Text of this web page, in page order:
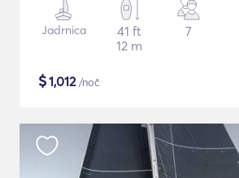
Jadrnica
41 ft
12 m
7
$1,012/noč